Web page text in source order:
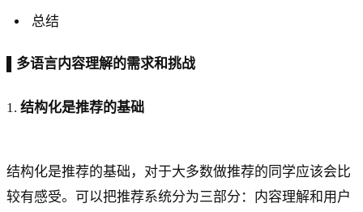
总结
▌多语言内容理解的需求和挑战
1. 结构化是推荐的基础
结构化是推荐的基础，对于大多数做推荐的同学应该会比
较有感受。可以把推荐系统分为三部分：内容理解和用户